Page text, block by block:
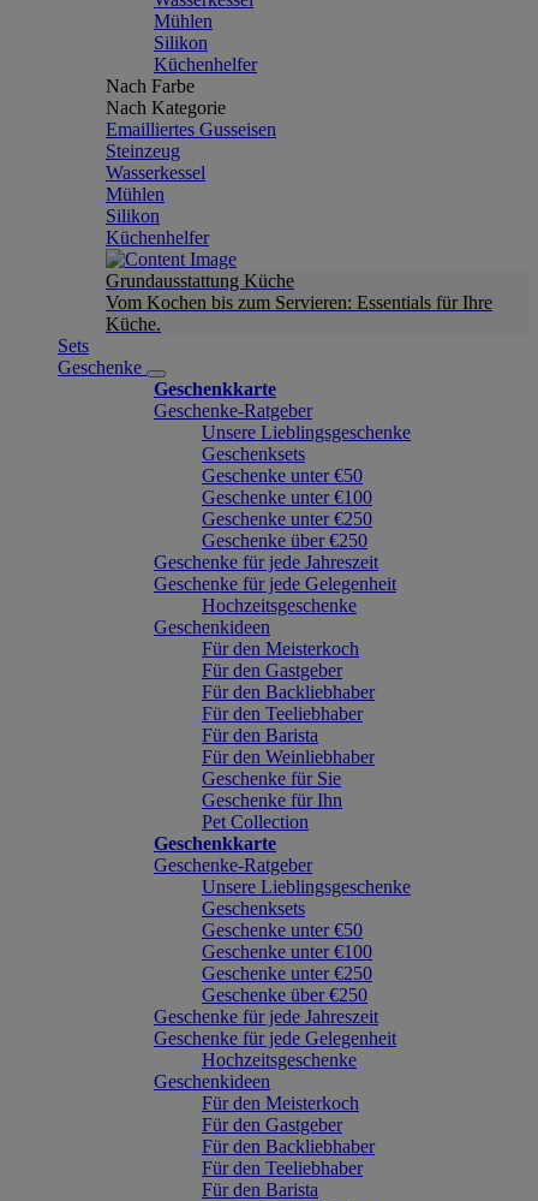
Mühlen
Silikon
Küchenhelfer
Nach Farbe
Nach Kategorie
Emailliertes Gusseisen
Steinzeug
Wasserkessel
Mühlen
Silikon
Küchenhelfer
Grundausstattung Küche
Vom Kochen bis zum Servieren: Essentials für Ihre
Küche.
Sets
Geschenke
Geschenkkarte
Geschenke-Ratgeber
Unsere Lieblingsgeschenke
Geschenksets
Geschenke unter €50
Geschenke unter €100
Geschenke unter €250
Geschenke über €250
Geschenke für jede Jahreszeit
Geschenke für jede Gelegenheit
Hochzeitsgeschenke
Geschenkideen
Für den Meisterkoch
Für den Gastgeber
Für den Backliebhaber
Für den Teeliebhaber
Für den Barista
Für den Weinliebhaber
Geschenke für Sie
Geschenke für Ihn
Pet Collection
Geschenkkarte
Geschenke-Ratgeber
Unsere Lieblingsgeschenke
Geschenksets
Geschenke unter €50
Geschenke unter €100
Geschenke unter €250
Geschenke über €250
Geschenke für jede Jahreszeit
Geschenke für jede Gelegenheit
Hochzeitsgeschenke
Geschenkideen
Für den Meisterkoch
Für den Gastgeber
Für den Backliebhaber
Für den Teeliebhaber
Für den Barista